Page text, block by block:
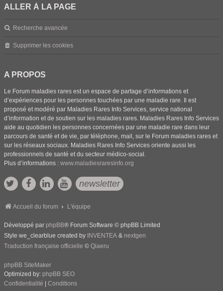
ALLER À LA PAGE
Recherche avancée
Supprimer les cookies
A PROPOS
Le Forum maladies rares est un espace de partage d’informations et
d’expériences pour les personnes touchées par une maladie rare. Il est
proposé et modéré par Maladies Rares Info Services, service national
d’information et de soutien sur les maladies rares. Maladies Rares Info Services
aide au quotidien les personnes concernées par une maladie rare dans leur
parcours de santé et de vie, par téléphone, mail, sur le Forum maladies rares et
sur les réseaux sociaux. Maladies Rares Info Services oriente aussi les
professionnels de santé et du secteur médico-social.
Plus d’informations : www.maladiesraresinfo.org
newsletter
Accueil du forum L'équipe
Développé par phpBB® Forum Software © phpBB Limited
Style we_clearblue created by INVENTEA & nextgen
Traduction française officielle © Qiaeru
phpBB SiteMaker
Optimized by: phpBB SEO
Confidentialité
Conditions